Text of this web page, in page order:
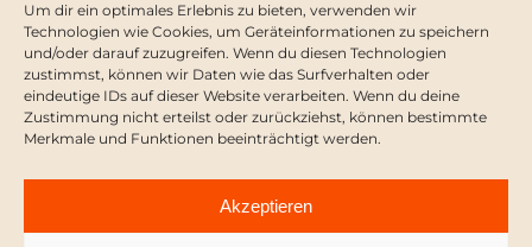
Um dir ein optimales Erlebnis zu bieten, verwenden wir
Technologien wie Cookies, um Geräteinformationen zu speichern
und/oder darauf zuzugreifen. Wenn du diesen Technologien
zustimmst, können wir Daten wie das Surfverhalten oder
eindeutige IDs auf dieser Website verarbeiten. Wenn du deine
Zustimmung nicht erteilst oder zurückziehst, können bestimmte
Merkmale und Funktionen beeinträchtigt werden.
Akzeptieren
KONTAKT
PRESSE